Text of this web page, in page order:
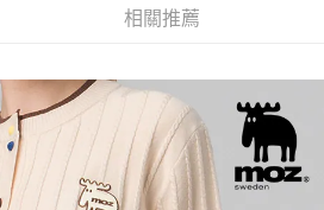
確認交易或遇審核未通過，訂單將自動取
大哥付你分期」於每月結算日後寄送繳費提
可選擇「超商條碼／台灣大直營門市／銀行轉
」等通路繳費。
需綁卡、不需儲值。
程】
先享後付」後，將跳轉至「AFTEE先享後付」
金額後，即可完成結帳。
繳費通知簡訊。
內，點擊此簡訊中的連結，可透過四大超商／
以上)免運費
含以上)免運費
相關推薦